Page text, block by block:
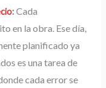
:Cada
en la obra. Ese día,
planificado ya
es una tarea de
cada error se